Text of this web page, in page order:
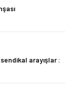
sendikal arayışlar :